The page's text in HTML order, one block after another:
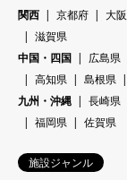
関西
京都府 大
滋賀県
中国・四国
広島県
高知県
島根県
九州・沖縄
長崎県
福岡県
佐賀県
施設ジャンル